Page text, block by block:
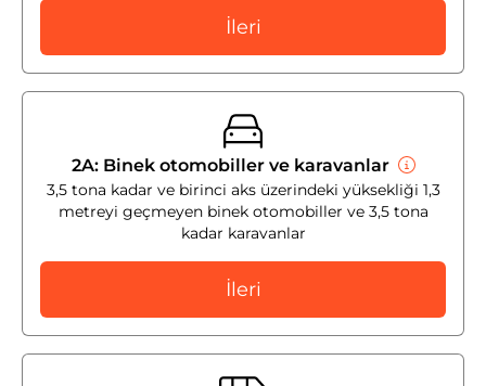
İleri
2A: Binek otomobiller ve karavanlar
3,5 tona kadar ve birinci aks üzerindeki yüksekliği 1,3
metreyi geçmeyen binek otomobiller ve 3,5 tona
kadar karavanlar
İleri